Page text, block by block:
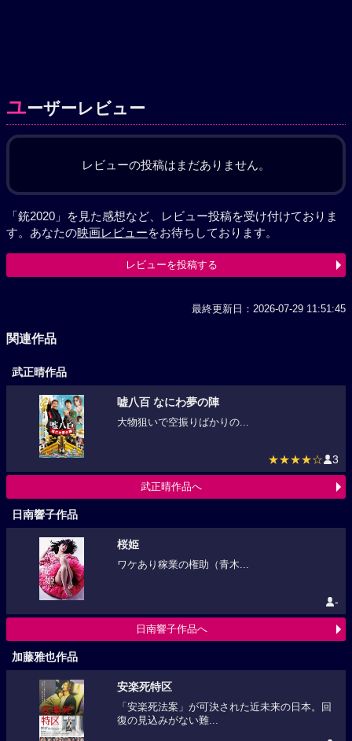
ユーザーレビュー
レビューの投稿はまだありません。
「銃2020」を見た感想など、レビュー投稿を受け付けておりま
す。あなたの映画レビューをお待ちしております。
レビューを投稿する
最終更新日：2026-07-29 11:51:45
関連作品
武正晴作品
嘘八百 なにわ夢の陣
大物狙いで空振りばかりの...
★★★★☆ 3
武正晴作品へ
日南響子作品
桜姫
ワケあり稼業の権助（青木...
-
日南響子作品へ
加藤雅也作品
安楽死特区
「安楽死法案」が可決された近未来の日本。回
復の見込みがない難...